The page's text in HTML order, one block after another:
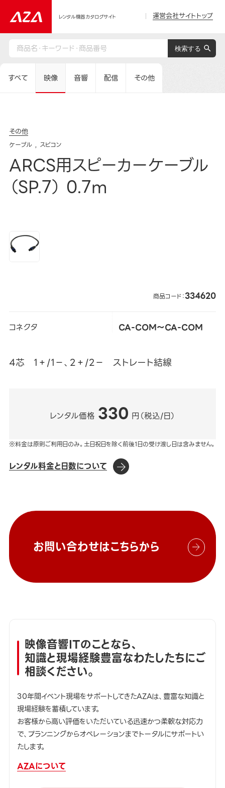
レンタル機器カタログサイト 運営会社サイトトップ
すべて 映像 音響 配信 その他
その他
ケーブル スピコン
ARCS用スピーカーケーブル
（SP.7） 0.7m
商品コード：334620
コネクタ CA-COM～CA-COM
4芯 1＋/1－、2＋/2－ ストレート結線
レンタル価格 330 円（税込/日）
※料金は原則ご利用日のみ。土日祝日を除く前後1日の受け渡し日は含みません。
レンタル料金と日数について
お問い合わせはこちらから
映像音響ITのことなら、
知識と現場経験豊富なわたしたちにご
相談ください。
30年間イベント現場をサポートしてきたAZAは、豊富な知識と
現場経験を蓄積しています。
お客様から高い評価をいただいている迅速かつ柔軟な対応力
で、プランニングからオペレーションまでトータルにサポートい
たします。
AZAについて